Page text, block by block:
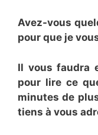
Avez-vous
pour que je
Il vous faudra
pour lire ce
minutes de
tiens à vous